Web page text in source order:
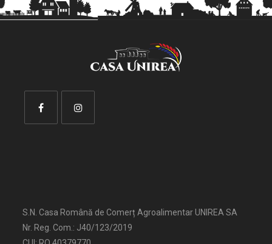
S.N. Casa Română de Comerț Agroalimentar UNIREA SA
Nr. Reg. Com.: J40/123/2019